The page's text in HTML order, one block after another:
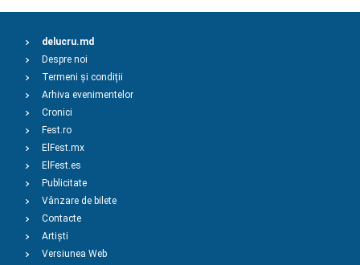
delucru.md
Despre noi
Termeni și condiții
Arhiva evenimentelor
Cronici
Fest.ro
ElFest.mx
ElFest.es
Publicitate
Vânzare de bilete
Contacte
Artiști
Versiunea Web